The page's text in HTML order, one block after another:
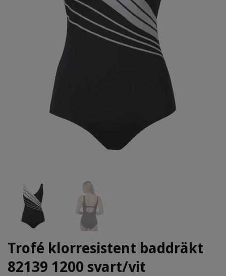
Trofé klorresistent baddräkt
82139 1200 svart/vit